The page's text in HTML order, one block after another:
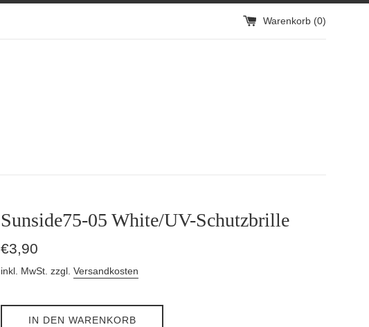
Warenkorb (0)
Sunside75-05 White/UV-Schutzbrille
Normaler
€3,90
inkl. MwSt. zzgl. Versandkosten
IN DEN WARENKORB